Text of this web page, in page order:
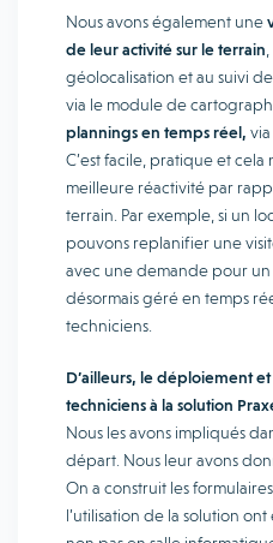
Nous avons également une
de leur activité sur le terrain
géolocalisation et au suivi
via le module de
plannings en temps réel,
C’est facile, pratique et
meilleure réactivité par
terrain. Par exemple, si un
pouvons replanifier une
avec une demande pour
désormais géré en temps
techniciens.
D’ailleurs, le déploiement
techniciens à la solution
Nous les avons impliqués
départ. Nous leur avons
On a construit les
l’utilisation de la solution